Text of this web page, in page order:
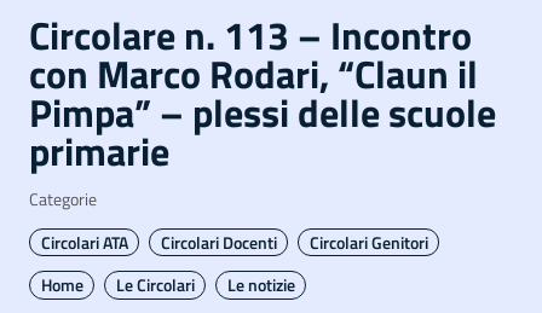
Circolare n. 113 – Incontro
con Marco Rodari, “Claun il
Pimpa” – plessi delle scuole
primarie
Categorie
Circolari ATA
Circolari Docenti
Circolari Genitori
Home
Le Circolari Le notizie